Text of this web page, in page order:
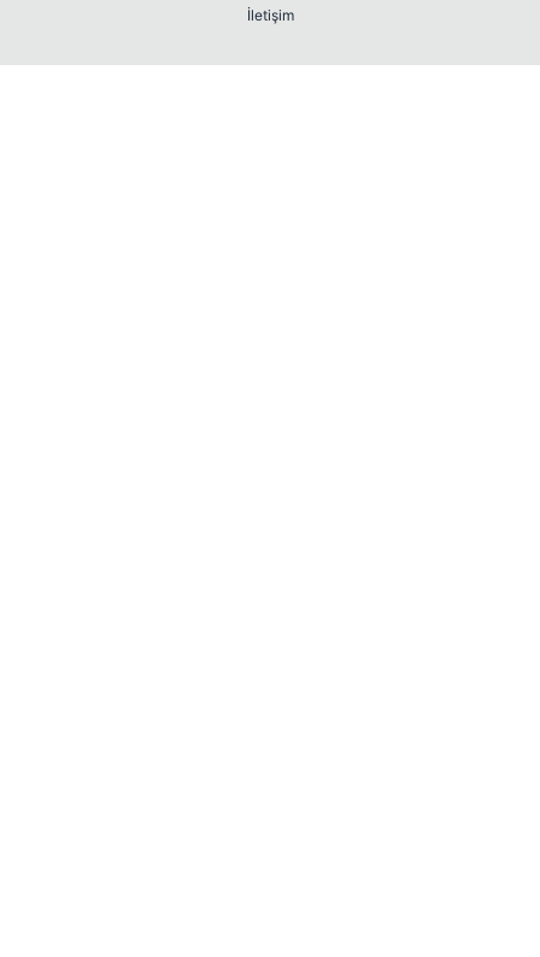
İletişim